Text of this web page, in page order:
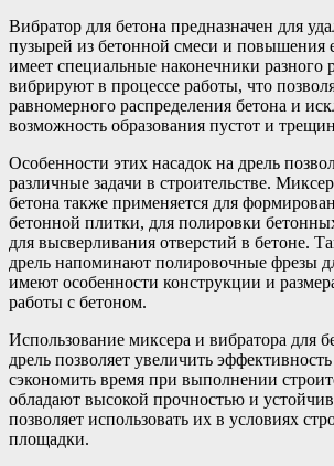
Вибратор для бетона предназначен для
пузырей из бетонной смеси и повышения
имеет специальные наконечники разного
вибрируют в процессе работы, что
равномерного распределения бетона и
возможность образования пустот и
Особенности этих насадок на дрель
различные задачи в строительстве.
бетона также применяется для
бетонной плитки, для полировки
для высверливания отверстий в бетоне.
дрель напоминают полировочные фрезы
имеют особенности конструкции и
работы с бетоном.
Использование миксера и вибратора для
дрель позволяет увеличить
сэкономить время при выполнении
обладают высокой прочностью и
позволяет использовать их в условиях
площадки.